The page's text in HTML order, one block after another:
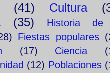
(41) Cultura
(35)
Historia
Fiestas populares
(17) Ciencia
(12) Poblaciones